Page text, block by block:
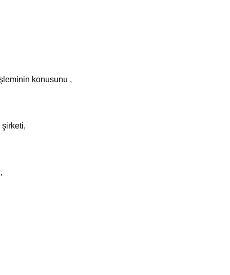
konusunu ,
şirketi,